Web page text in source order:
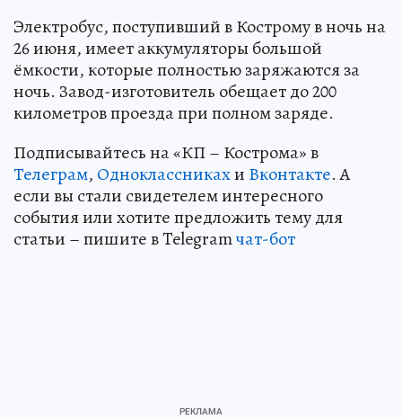
Электробус, поступивший в Кострому в ночь на
26 июня, имеет аккумуляторы большой
ёмкости, которые полностью заряжаются за
ночь. Завод-изготовитель обещает до 200
километров проезда при полном заряде.
Подписывайтесь на «КП – Кострома» в
Телеграм, Одноклассникахи Вконтакте. А
если вы стали свидетелем интересного
события или хотите предложить тему для
статьи – пишите в Telegramчат-бот